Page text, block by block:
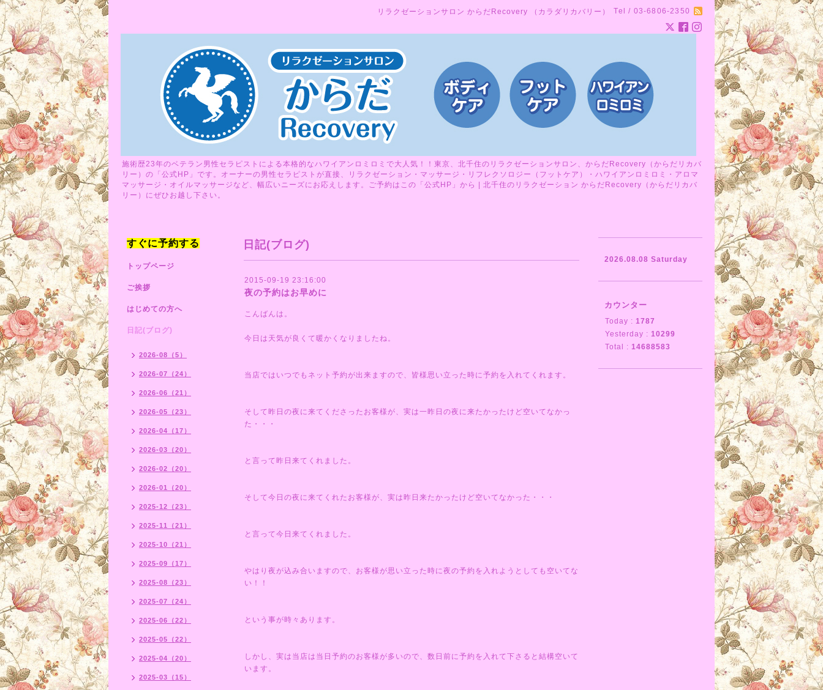
リラクゼーションサロン からだRecovery （カラダリカバリー） Tel / 03-6806-2350
施術歴23年のベテラン男性セラピストによる本格的なハワイアンロミロミで大人気！！東京、北千住のリラクゼーションサロン、からだRecovery（からだリカバ
リー）の「公式HP」です。オーナーの男性セラピストが直接、リラクゼーション・マッサージ・リフレクソロジー（フットケア）・ハワイアンロミロミ・アロマ
マッサージ・オイルマッサージなど、幅広いニーズにお応えします。ご予約はこの「公式HP」から | 北千住のリラクゼーション からだRecovery（からだリカバ
リー）にぜひお越し下さい。
日記(ブログ)
2015-09-19 23:16:00
夜の予約はお早めに
こんばんは。
今日は天気が良くて暖かくなりましたね。
当店ではいつでもネット予約が出来ますので、皆様思い立った時に予約を入れてくれます。
そして昨日の夜に来てくださったお客様が、実は一昨日の夜に来たかったけど空いてなかっ
た・・・
と言って昨日来てくれました。
そして今日の夜に来てくれたお客様が、実は昨日来たかったけど空いてなかった・・・
と言って今日来てくれました。
やはり夜が込み合いますので、お客様が思い立った時に夜の予約を入れようとしても空いてな
い！！
という事が時々あります。
しかし、実は当店は当日予約のお客様が多いので、数日前に予約を入れて下さると結構空いて
います。
すぐに予約する
トップページ
ご挨拶
はじめての方へ
日記(ブログ)
2026-08（5）
2026-07（24）
2026-06（21）
2026-05（23）
2026-04（17）
2026-03（20）
2026-02（20）
2026-01（20）
2025-12（23）
2025-11（21）
2025-10（21）
2025-09（17）
2025-08（23）
2025-07（24）
2025-06（22）
2025-05（22）
2025-04（20）
2025-03（15）
2026.08.08 Saturday
カウンター
Today : 1787
Yesterday : 10299
Total : 14688583